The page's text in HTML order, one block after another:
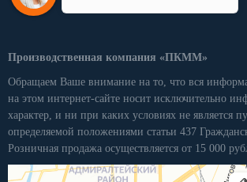
Производственная компания «ПКММ»
Обращаем Ваше внимание на то, что вся
на этом интернет-сайте носит исключительно
характер, и ни при каких условиях не является
определяемой положениями статьи 437
Розничная продажа осуществляется от 15 000